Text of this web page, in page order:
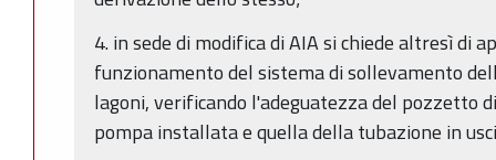
4. in sede di modifica di AIA si chiede altresì di
funzionamento del sistema di sollevamento
lagoni, verificando l'adeguatezza del pozzetto
pompa installata e quella della tubazione in